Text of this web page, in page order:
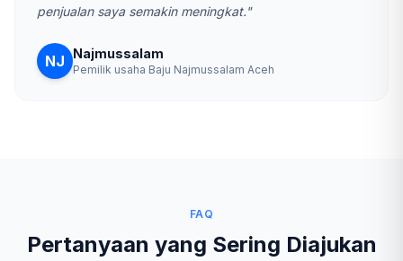
penjualan saya semakin meningkat."
NJ Najmussalam
Pemilik usaha Baju Najmussalam Aceh
FAQ
Pertanyaan yang Sering Diajukan